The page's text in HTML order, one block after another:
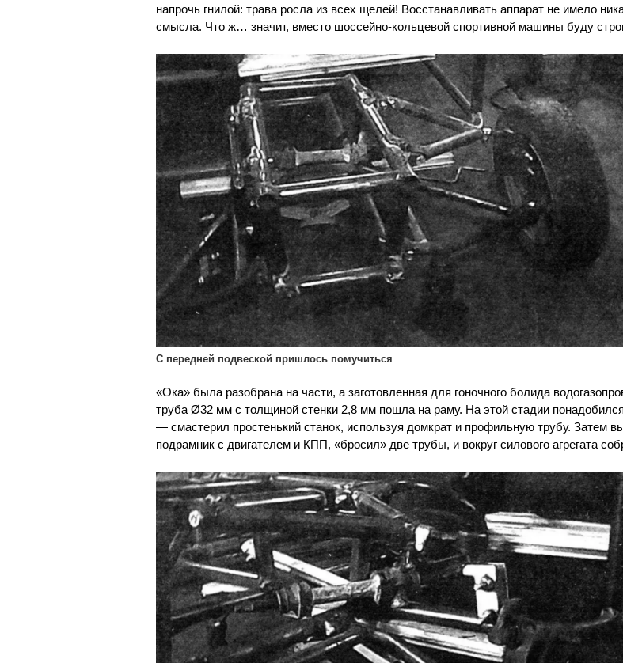
напрочь гнилой: трава росла из всех щелей! Восстанавливать аппарат не имело
смысла. Что ж… значит, вместо шоссейно-кольцевой спортивной машины буду
С передней подвеской пришлось помучиться
«Ока» была разобрана на части, а заготовленная для гоночного болида
труба Ø32 мм с толщиной стенки 2,8 мм пошла на раму. На этой стадии
— смастерил простенький станок, используя домкрат и профильную трубу. Затем
подрамник с двигателем и КПП, «бросил» две трубы, и вокруг силового агрегата